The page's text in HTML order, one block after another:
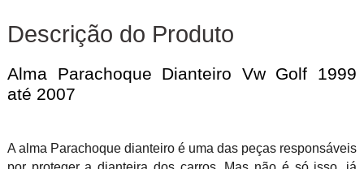
Descrição do Produto
Alma Parachoque Dianteiro Vw Golf 1999
até 2007
A alma Parachoque dianteiro é uma das peças responsáveis